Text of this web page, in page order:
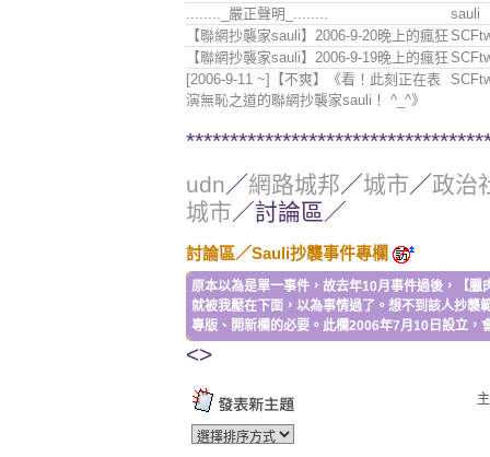
........_嚴正聲明_........
sauli
【聯網抄襲家sauli】2006-9-20晚上的瘋狂
【聯網抄襲家sauli】2006-9-19晚上的瘋狂
[2006-9-11 ~]【不爽】《看！此刻正在表
演無恥之道的聯網抄襲家sauli！ ^_^》
udn／網路城邦／城市／政治
城市／討論區／
討論區／Sauli抄襲事件專欄
原本以為是單一事件，故去年10月事件過後，【
就被我壓在下面，以為事情過了。想不到該人抄襲
專版、開新欄的必要。此欄2006年7月10日設立，
<>